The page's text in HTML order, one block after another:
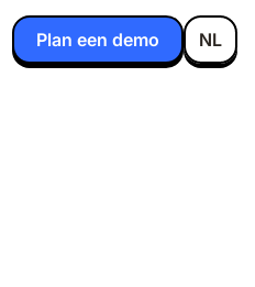
Plan een demo NL